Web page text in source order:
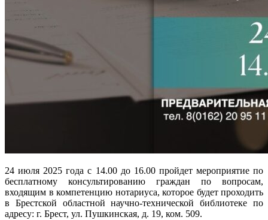
24 июля 2025 года с 14.00 до 16.00 пройдет мероприятие по
бесплатному консультированию граждан по вопросам,
входящим в компетенцию нотариуса, которое будет проходить
в Брестской областной научно-технической библиотеке по
адресу: г. Брест, ул. Пушкинская, д. 19, ком. 509.